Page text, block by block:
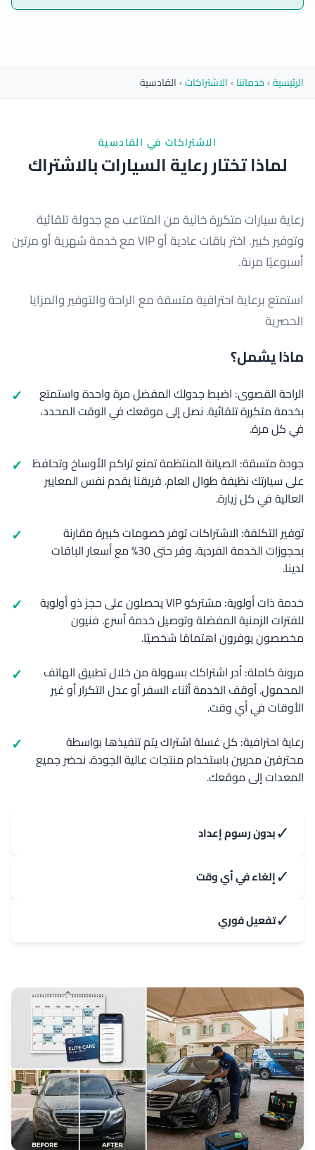
الرئيسية›خدماتنا›الاشتراكات›القادسية
الاشتراكات في القادسية
لماذا تختار رعاية السيارات بالاشتراك
رعاية سيارات متكررة خالية من المتاعب مع جدولة تلقائية
وتوفير كبير. اختر باقات عادية أو VIP مع خدمة شهرية أو مرتين
أسبوعيًا مرنة.
استمتع برعاية احترافية متسقة مع الراحة والتوفير والمزايا
الحصرية
ماذا يشمل؟
الراحة القصوى: اضبط جدولك المفضل مرة واحدة واستمتع
بخدمة متكررة تلقائية. نصل إلى موقعك في الوقت المحدد،
في كل مرة.
جودة متسقة: الصيانة المنتظمة تمنع تراكم الأوساخ وتحافظ
على سيارتك نظيفة طوال العام. فريقنا يقدم نفس المعايير
العالية في كل زيارة.
توفير التكلفة: الاشتراكات توفر خصومات كبيرة مقارنة
بحجوزات الخدمة الفردية. وفر حتى 30% مع أسعار الباقات
لدينا.
خدمة ذات أولوية: مشتركو VIP يحصلون على حجز ذو أولوية
للفترات الزمنية المفضلة وتوصيل خدمة أسرع. فنيون
مخصصون يوفرون اهتمامًا شخصيًا.
مرونة كاملة: أدر اشتراكك بسهولة من خلال تطبيق الهاتف
المحمول. أوقف الخدمة أثناء السفر أو عدل التكرار أو غير
الأوقات في أي وقت.
رعاية احترافية: كل غسلة اشتراك يتم تنفيذها بواسطة
محترفين مدربين باستخدام منتجات عالية الجودة. نحضر جميع
المعدات إلى موقعك.
✓بدون رسوم إعداد
✓إلغاء في أي وقت
✓تفعيل فوري